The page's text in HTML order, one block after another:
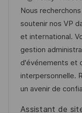
i
s
a
t
i
o
n
d
’
a
f
f
i
c
é
g
o
r
i
e
Nous
soutenir nos VP
et international.
gestion
d'événements et
interpersonnelle.
un avenir de
Assistant de